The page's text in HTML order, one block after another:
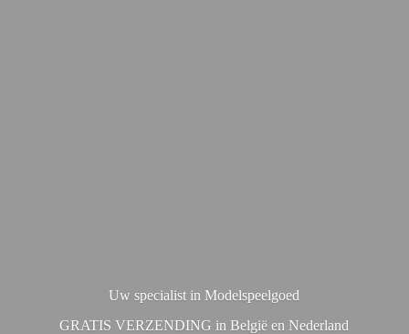
Uw specialist in Modelspeelgoed
GRATIS VERZENDING in België en Nederland